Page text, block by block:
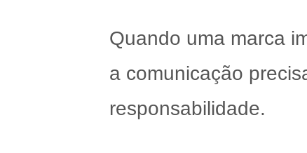
Quando uma marca
a comunicação
responsabilidade.